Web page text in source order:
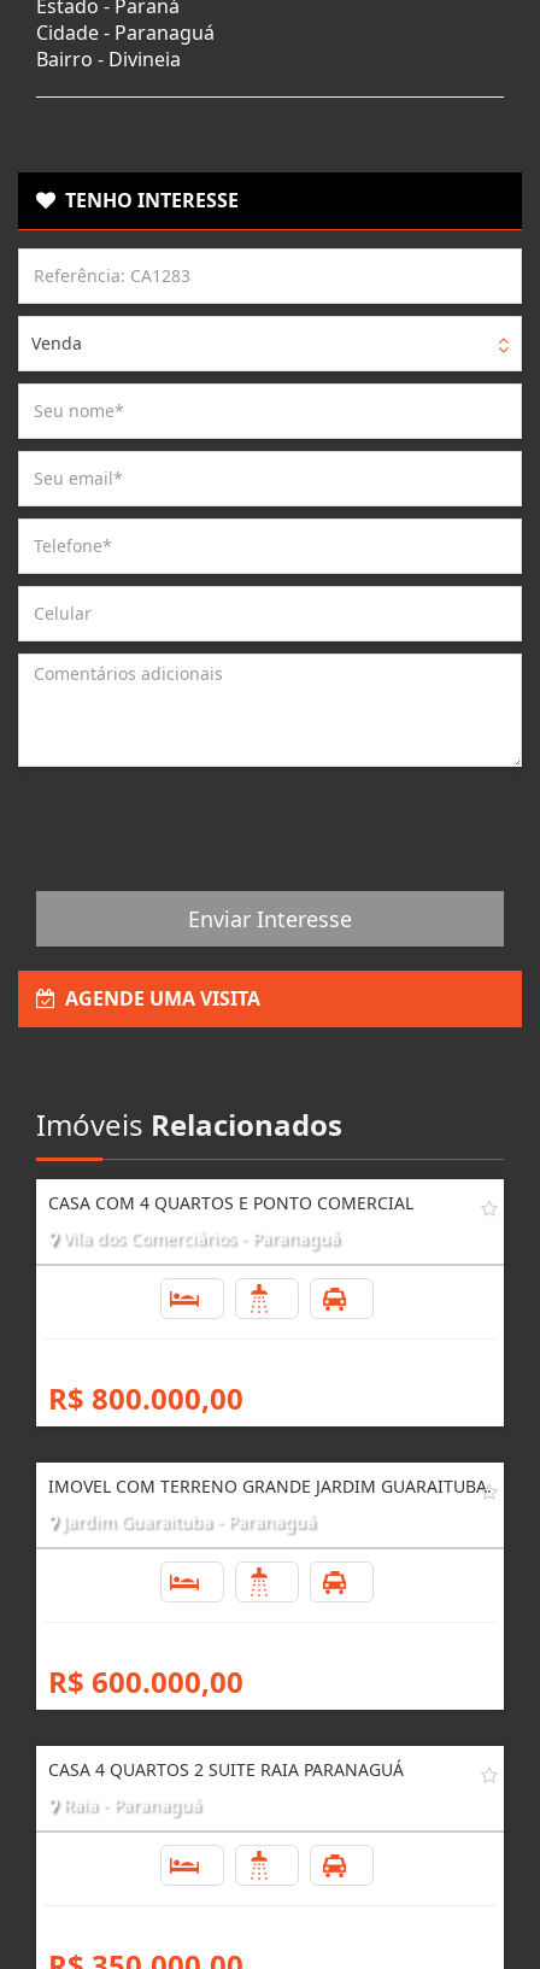
Estado - Paraná
Cidade - Paranaguá
Bairro - Divineia
TENHO INTERESSE
Venda
Enviar Interesse
AGENDE UMA VISITA
Imóveis Relacionados
CASA COM 4 QUARTOS E PONTO COMERCIAL
Vila dos Comerciários - Paranaguá
R$ 800.000,00
IMOVEL COM TERRENO GRANDE JARDIM GUARAITUBA.
Jardim Guaraituba - Paranaguá
R$ 600.000,00
CASA 4 QUARTOS 2 SUITE RAIA PARANAGUÁ
Raia - Paranaguá